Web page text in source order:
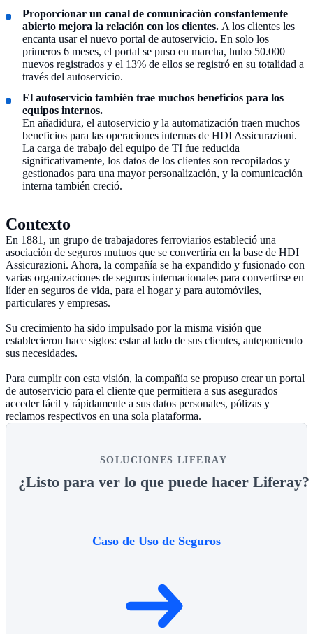
Proporcionar un canal de comunicación constantemente
abierto mejora la relación con los clientes. A los clientes les
encanta usar el nuevo portal de autoservicio. En solo los
primeros 6 meses, el portal se puso en marcha, hubo 50.000
nuevos registrados y el 13% de ellos se registró en su totalidad a
través del autoservicio.
El autoservicio también trae muchos beneficios para los
equipos internos.
En añadidura, el autoservicio y la automatización traen muchos
beneficios para las operaciones internas de HDI Assicurazioni.
La carga de trabajo del equipo de TI fue reducida
significativamente, los datos de los clientes son recopilados y
gestionados para una mayor personalización, y la comunicación
interna también creció.
Contexto
En 1881, un grupo de trabajadores ferroviarios estableció una
asociación de seguros mutuos que se convertiría en la base de HDI
Assicurazioni. Ahora, la compañía se ha expandido y fusionado con
varias organizaciones de seguros internacionales para convertirse en
líder en seguros de vida, para el hogar y para automóviles,
particulares y empresas.
Su crecimiento ha sido impulsado por la misma visión que
establecieron hace siglos: estar al lado de sus clientes, anteponiendo
sus necesidades.
Para cumplir con esta visión, la compañía se propuso crear un portal
de autoservicio para el cliente que permitiera a sus asegurados
acceder fácil y rápidamente a sus datos personales, pólizas y
reclamos respectivos en una sola plataforma.
SOLUCIONES LIFERAY
¿Listo para ver lo que puede hacer Liferay?
Caso de Uso de Seguros